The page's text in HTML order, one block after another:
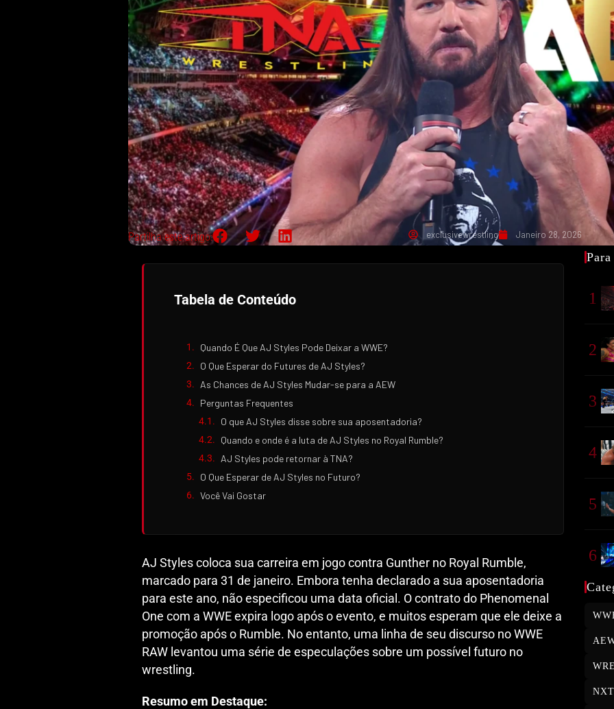
Partilha este artigo: exclusivewrestling Janeiro 28, 2026
Tabela de Conteúdo
Quando É Que AJ Styles Pode Deixar a WWE?
O Que Esperar do Futures de AJ Styles?
As Chances de AJ Styles Mudar-se para a AEW
Perguntas Frequentes
O que AJ Styles disse sobre sua aposentadoria?
Quando e onde é a luta de AJ Styles no Royal Rumble?
AJ Styles pode retornar à TNA?
O Que Esperar de AJ Styles no Futuro?
Você Vai Gostar
AJ Styles coloca sua carreira em jogo contra Gunther no Royal Rumble,
marcado para 31 de janeiro. Embora tenha declarado a sua aposentadoria
para este ano, não especificou uma data oficial. O contrato do Phenomenal
One com a WWE expira logo após o evento, e muitos esperam que ele deixe a
promoção após o Rumble. No entanto, uma linha de seu discurso no WWE
RAW levantou uma série de especulações sobre um possível futuro no
wrestling.
Resumo em Destaque:
1
2
3
4
5
6
NXT